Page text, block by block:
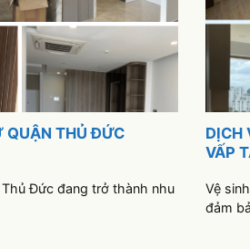
QUẬN THỦ ĐỨC
Đức đang trở thành nhu
DỊCH
VẤP
Vệ
đảm